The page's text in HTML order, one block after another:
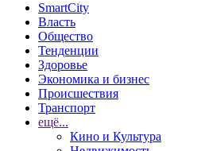
SmartCity
Власть
Общество
Тенденции
Здоровье
Экономика и бизнес
Происшествия
Транспорт
ещё...
Кино и Культура